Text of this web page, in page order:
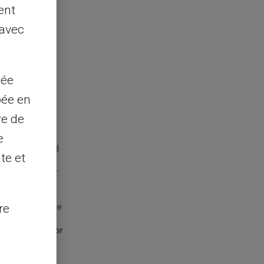
en
de
et